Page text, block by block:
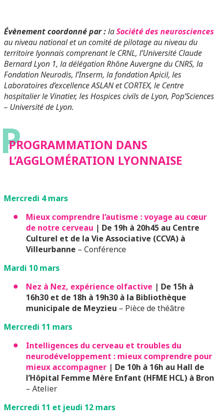
Évènement coordonné par :laSociété des neurosciences
au niveau national et un comité de pilotage au niveau du
territoire lyonnais comprenant le CRNL, l’Université Claude
Bernard Lyon 1, la délégation Rhône Auvergne du CNRS, la
Fondation Neurodis, l’Inserm, la fondation Apicil, les
Laboratoires d’excellence ASLAN et CORTEX, le Centre
hospitalier le Vinatier, les Hospices civils de Lyon, Pop’Sciences
– Université de Lyon.
P
PROGRAMMATION DANS
L’AGGLOMÉRATION LYONNAISE
Mercredi 4 mars
Mieux comprendre l’autisme : voyage au cœur
de notre cerveau | De 19h à 20h45 au Centre
Culturel et de la Vie Associative (CCVA) à
Villeurbanne – Conférence
Mardi 10 mars
Nez à Nez, expérience olfactive | De 15h à
16h30 et de 18h à 19h30 à la Bibliothèque
municipale de Meyzieu – Pièce de théâtre
Mercredi 11 mars
Intelligences du cerveau et troubles du
neurodéveloppement : mieux comprendre pour
mieux accompagner | De 10h à 16h au Hall de
l’Hôpital Femme Mère Enfant (HFME HCL) à Bron
– Atelier
Mercredi 11 et jeudi 12 mars